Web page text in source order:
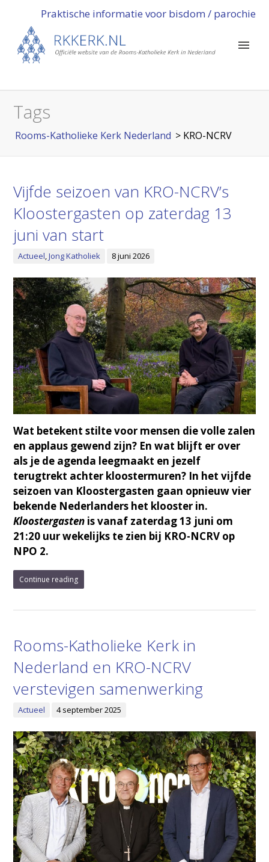
Praktische informatie voor bisdom / parochie
Tags
Rooms-Katholieke Kerk Nederland > KRO-NCRV
Vijfde seizoen van KRO-NCRV’s
Kloostergasten op zaterdag 13
juni van start
Actueel,Jong Katholiek 8 juni 2026
Wat betekent stilte voor mensen die volle zalen
en applaus gewend zijn? En wat blijft er over
als je de agenda leegmaakt en jezelf
terugtrekt achter kloostermuren? In het vijfde
seizoen van Kloostergasten gaan opnieuw vier
bekende Nederlanders het klooster in.
Kloostergasten is vanaf zaterdag 13 juni om
21:20 uur wekelijks te zien bij KRO-NCRV op
NPO 2.
Continue reading
Rooms-Katholieke Kerk in
Nederland en KRO-NCRV
verstevigen samenwerking
Actueel 4 september 2025